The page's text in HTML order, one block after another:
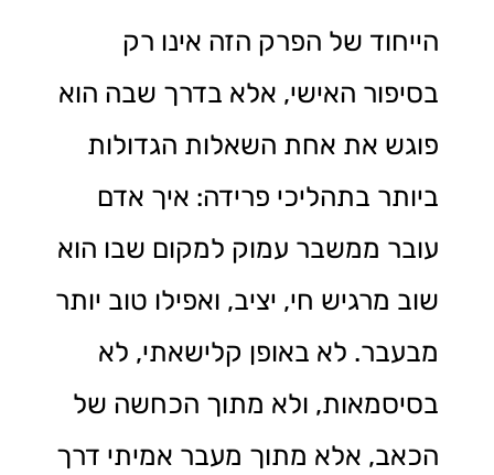
הייחוד של הפרק הזה אינו רק
בסיפור האישי, אלא בדרך שבה הוא
פוגש את אחת השאלות הגדולות
ביותר בתהליכי פרידה: איך אדם
עובר ממשבר עמוק למקום שבו הוא
שוב מרגיש חי, יציב, ואפילו טוב יותר
מבעבר. לא באופן קלישאתי, לא
בסיסמאות, ולא מתוך הכחשה של
הכאב, אלא מתוך מעבר אמיתי דרך